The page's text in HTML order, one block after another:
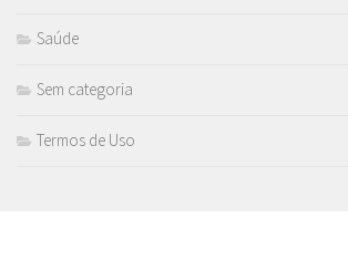
Saúde
Sem categoria
Termos de Uso